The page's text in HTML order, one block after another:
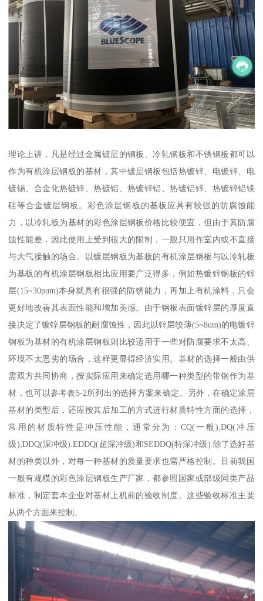
理论上讲，凡是经过金属镀层的钢板、冷轧钢板和不锈钢板都可以
作为有机涂层钢板的基材，其中镀层钢板包括热镀锌、电镀锌、电
镀锡、合金化热镀锌、热镀铝、热镀锌铝、热镀铝锌、热镀锌铝镁
硅等合金镀层钢板。彩色涂层钢板的基板应具有较强的防腐蚀能
力，以冷轧板为基材的彩色涂层钢板价格比较便宜，但由于其防腐
蚀性能差，因此使用上受到很大的限制，一般只用作室内或不直接
与大气接触的场合。以镀层钢板为基板的有机涂层钢板与以冷轧板
为基板的有机涂层钢板相比应用要广泛得多，例如热镀锌钢板的锌
层(15~30pum)本身就具有很强的防锈能力，再加上有机涂料，只会
更好地改善其表面性能和增加美感。由于钢板表面镀锌层的厚度直
接决定了镀锌层钢板的耐腐蚀性，因此以锌层较薄(5~8um)的电镀锌
钢板为基材的有机涂层钢板则比较适用于一些对防腐要求不太高、
环境不太恶劣的场合，这样更显得经济实用。基材的选择一般由供
需双方共同协商，按实际应用来确定选用哪一种类型的带钢作为基
材，也可以参考表5-2所列出的选择方案来确定。另外，在确定涂层
基材的类型后，还应按其后加工的方式进行材质特性方面的选择，
常用的材质特性是冲压性能，通常分为：CQ(一般),DQ(冲压
级),DDQ(深冲级).EDDQ(超深冲级)和SEDDQ(特深冲级).除了选好基
材的种类以外，对每一种基材的质量要求也需严格控制。目前我国
一般有规模的彩色涂层钢板生产厂家，都参照国家或部级同类产品
标准，制定套本企业对基材上机前的验收制度。这些验收标准主要
从两个方面来控制。